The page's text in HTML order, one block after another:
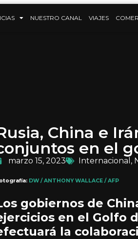
NUESTRO CANAL VIAJES
China e
en el
marzo 15, 2023 Internacional ,
DW / ANTHONY WALLACE / AFP
gobiernos de
en el Golfo
la